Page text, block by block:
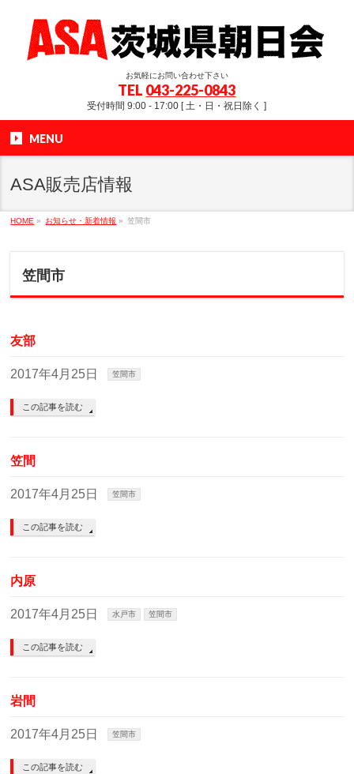
お気軽にお問い合わせ下さい
TEL 043-225-0843
受付時間 9:00 - 17:00 [ 土・日・祝日除く ]
MENU
ASA販売店情報
HOME » お知らせ・新着情報 » 笠間市
笠間市
友部
2017年4月25日 笠間市
この記事を読む
笠間
2017年4月25日 笠間市
この記事を読む
内原
2017年4月25日 水戸市 笠間市
この記事を読む
岩間
2017年4月25日 笠間市
この記事を読む